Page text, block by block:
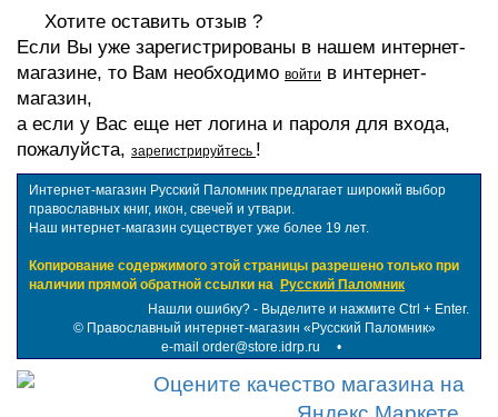
Хотите оставить отзыв ?
Если Вы уже зарегистрированы в нашем интернет-
магазине, то Вам необходимо войти в интернет-
магазин,
а если у Вас еще нет логина и пароля для входа,
пожалуйста, зарегистрируйтесь !
Интернет-магазин Русский Паломник предлагает широкий выбор
православных книг, икон, свечей и утвари.
Наш интернет-магазин существует уже более 19 лет.
Копирование содержимого этой страницы разрешено только при
наличии прямой обратной ссылки на Русский Паломник
Нашли ошибку? - Выделите и нажмите Ctrl + Enter.
© Православный интернет-магазин «Русский Паломник»
e-mail order@store.idrp.ru •